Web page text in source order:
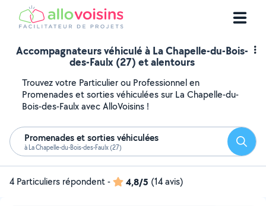
Accompagnateurs véhiculé à La Chapelle-du-Bois-
des-Faulx (27) et alentours
Trouvez votre Particulier ou Professionnel en
Promenades et sorties véhiculées sur La Chapelle-du-
Bois-des-Faulx avec AlloVoisins !
Promenades et sorties véhiculées
à La Chapelle-du-Bois-des-Faulx (27)
4 Particuliers répondent- 4,8/5 (14 avis)